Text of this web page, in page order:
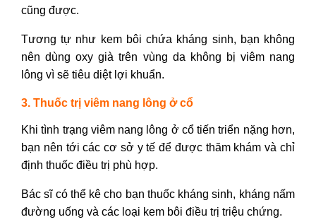
cũng được.
Tương tự như kem bôi chứa kháng sinh, bạn không
nên dùng oxy già trên vùng da không bị viêm nang
lông vì sẽ tiêu diệt lợi khuẩn.
3. Thuốc trị viêm nang lông ở cổ
Khi tình trạng viêm nang lông ở cổ tiến triển nặng hơn,
bạn nên tới các cơ sở y tế để được thăm khám và chỉ
định thuốc điều trị phù hợp.
Bác sĩ có thể kê cho bạn thuốc kháng sinh, kháng nấm
đường uống và các loại kem bôi điều trị triệu chứng.